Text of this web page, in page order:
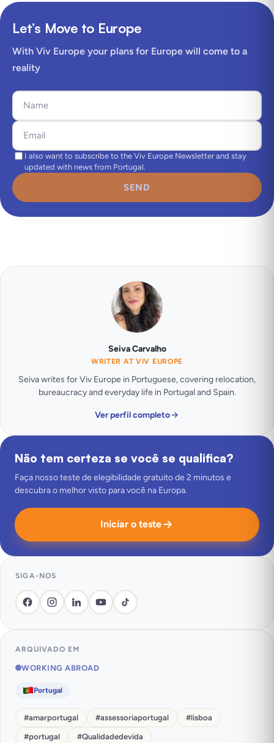
Let’s Move to Europe
With Viv Europe your plans for Europe will come to a
reality
I also want to subscribe to the Viv Europe Newsletter and stay
updated with news from Portugal.
SEND
Seiva Carvalho
WRITER AT VIV EUROPE
Seiva writes for Viv Europe in Portuguese, covering relocation,
bureaucracy and everyday life in Portugal and Spain.
Ver perfil completo
Não tem certeza se você se qualifica?
Faça nosso teste de elegibilidade gratuito de 2 minutos e
descubra o melhor visto para você na Europa.
Iniciar o teste
SIGA-NOS
ARQUIVADO EM
WORKING ABROAD
Portugal
#amarportugal #assessoriaportugal #lisboa
#portugal #Qualidadedevida